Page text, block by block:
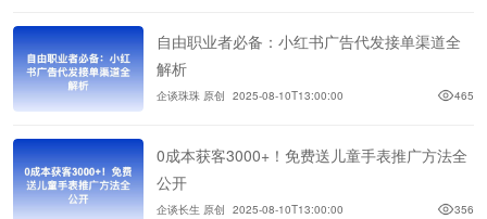
自由职业者必备：小红书广告代发接单渠道全
解析
企谈珠珠 原创 2025-08-10T13:00:00 465
0成本获客3000+！免费送儿童手表推广方法全
公开
企谈长生 原创 2025-08-10T13:00:00 356